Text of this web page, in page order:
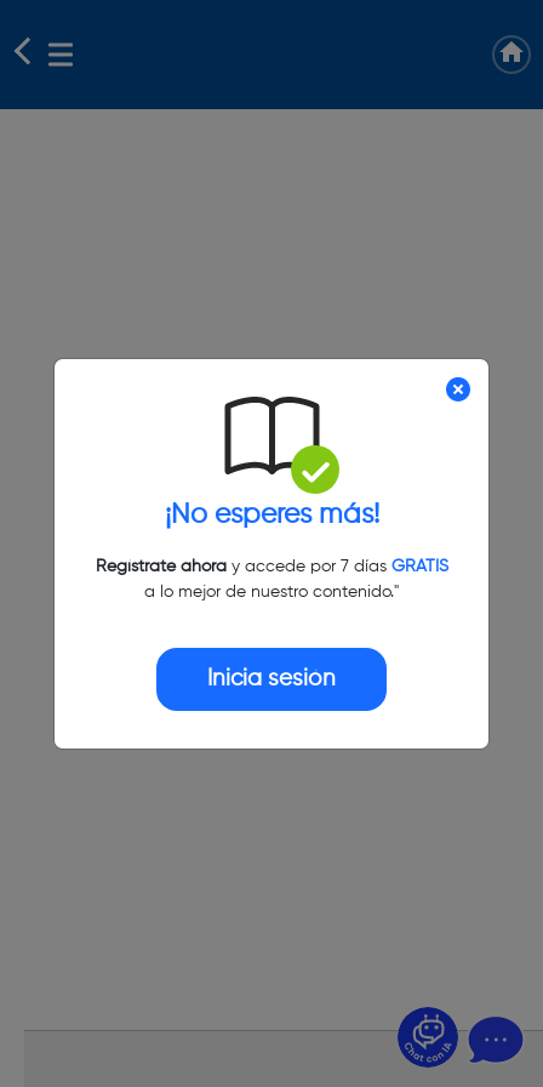
¡No esperes más!
Regístrate ahoray accede por 7 días GRATIS
a lo mejor de nuestro contenido."
Inicia sesión